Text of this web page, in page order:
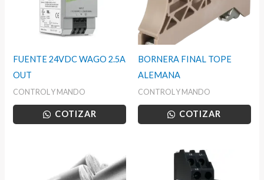
FUENTE 24VDC WAGO 2.5A
OUT
CONTROL Y MANDO
COTIZAR
BORNERA FINAL TOPE
ALEMANA
CONTROL Y MANDO
COTIZAR